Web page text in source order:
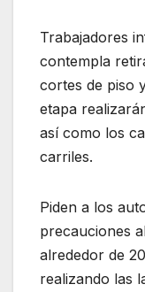
Trabajadores
contempla
cortes de piso
etapa
así como los
carriles.
Piden a los
precauciones
alrededor de
realizando las